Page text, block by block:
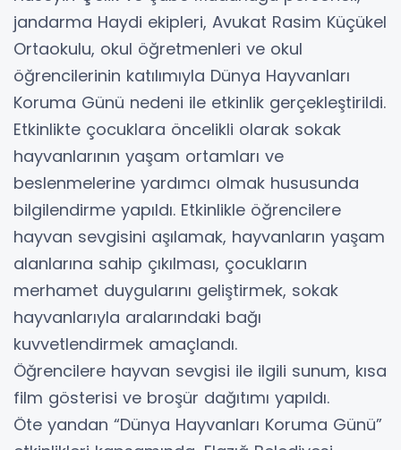
jandarma Haydi ekipleri, Avukat Rasim Küçükel
Ortaokulu, okul öğretmenleri ve okul
öğrencilerinin katılımıyla Dünya Hayvanları
Koruma Günü nedeni ile etkinlik gerçekleştirildi.
Etkinlikte çocuklara öncelikli olarak sokak
hayvanlarının yaşam ortamları ve
beslenmelerine yardımcı olmak hususunda
bilgilendirme yapıldı. Etkinlikle öğrencilere
hayvan sevgisini aşılamak, hayvanların yaşam
alanlarına sahip çıkılması, çocukların
merhamet duygularını geliştirmek, sokak
hayvanlarıyla aralarındaki bağı
kuvvetlendirmek amaçlandı.
Öğrencilere hayvan sevgisi ile ilgili sunum, kısa
film gösterisi ve broşür dağıtımı yapıldı.
Öte yandan “Dünya Hayvanları Koruma Günü”